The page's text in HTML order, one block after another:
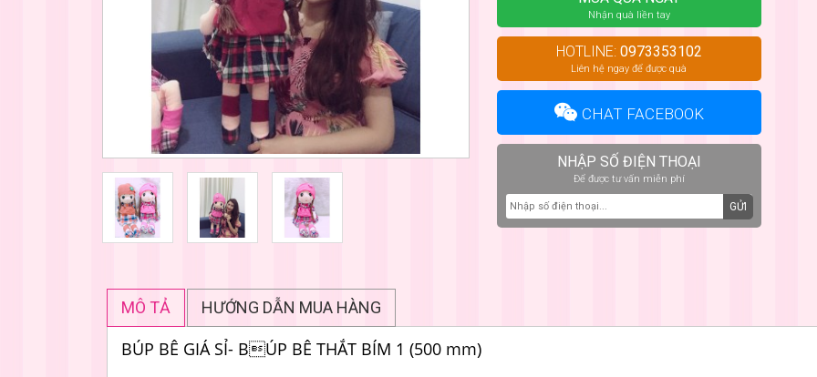
Nhận quà liền tay
HOTLINE: 0973353102
Liên hệ ngay để được quà
CHAT FACEBOOK
NHẬP SỐ ĐIỆN THOẠI
Để được tư vấn miễn phí
GỬI
MÔ TẢ HƯỚNG DẪN MUA HÀNG
BÚP BÊ GIÁ SỈ- BÚP BÊ THẮT BÍM 1 (500 mm)